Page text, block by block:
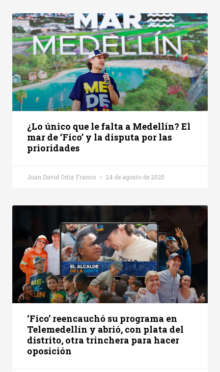
¿Lo único que le falta a Medellín? El
mar de ‘Fico’ y la disputa por las
prioridades
Juan David Ortiz Franco 24 de agosto de 2025
‘Fico’ reencauchó su programa en
Telemedellín y abrió, con plata del
distrito, otra trinchera para hacer
oposición